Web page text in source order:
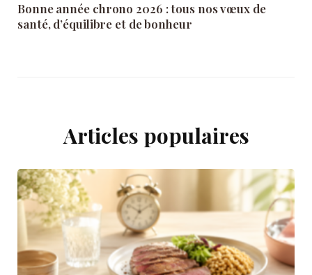
Bonne année chrono 2026 : tous nos vœux de
santé, d’équilibre et de bonheur
Articles populaires